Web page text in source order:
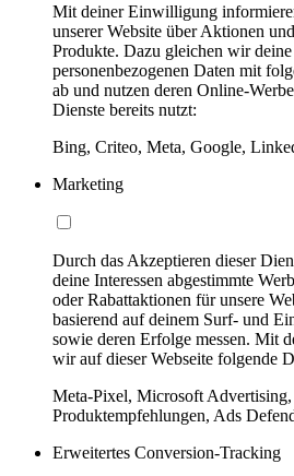
Mit deiner Einwilligung
unserer Website über Aktionen
Produkte. Dazu gleichen wir deine
personenbezogenen Daten mit
ab und nutzen deren Online-
Dienste bereits nutzt:
Bing, Criteo, Meta, Google,
Marketing
Durch das Akzeptieren dieser
deine Interessen abgestimmte
oder Rabattaktionen für unsere
basierend auf deinem Surf- und
sowie deren Erfolge messen. Mit
wir auf dieser Webseite folgende
Meta-Pixel, Microsoft
Produktempfehlungen, Ads
Erweitertes Conversion-Tracking